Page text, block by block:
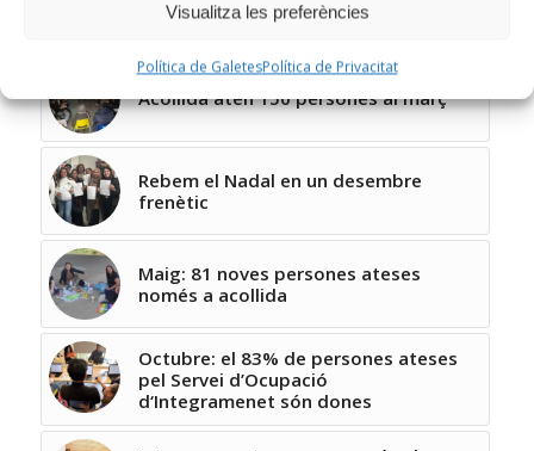
Visualitza les preferències
Política de GaletesPolítica de Privacitat
You might also like
Acollida aten 150 persones al març
Rebem el Nadal en un desembre
frenètic
Maig: 81 noves persones ateses
només a acollida
Octubre: el 83% de persones ateses
pel Servei d’Ocupació
d‘Integramenet són dones